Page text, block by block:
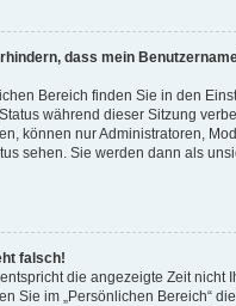
dass mein
Bereich finden Sie in den
während dieser Sitzung
können nur Administratoren,
sehen. Sie werden dann als
falsch!
die angezeigte Zeit nicht
Sie im „Persönlichen Bereich“